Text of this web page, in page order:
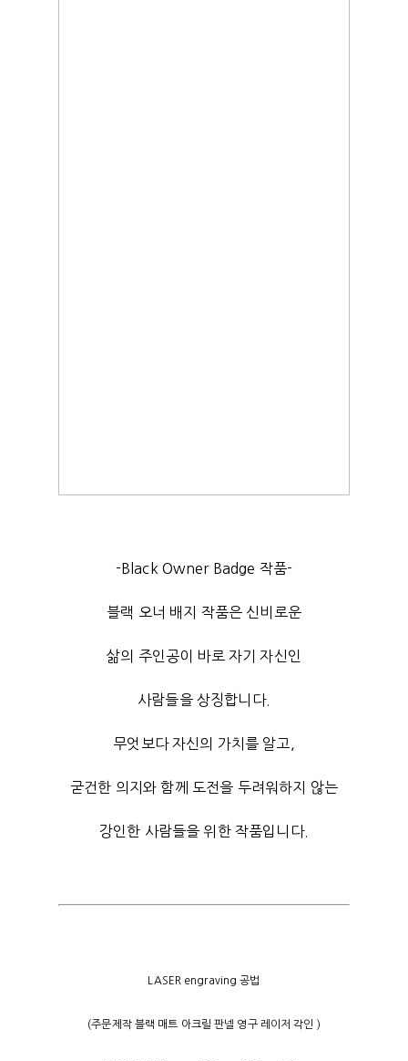
-Black Owner Badge 작품-
블랙 오너 배지 작품은 신비로운
삶의 주인공이 바로 자기 자신인
사람들을 상징합니다.
무엇보다 자신의 가치를 알고,
굳건한 의지와 함께 도전을 두려워하지 않는
강인한 사람들을 위한 작품입니다.
LASER engraving 공법
(주문제작 블랙 매트 아크릴 판넬 영구 레이저 각인 )